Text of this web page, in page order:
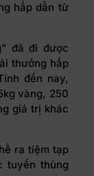
hấp dẫn từ
đã đi được
thưởng hấp
đến nay,
vàng, 250
giá trị khác
ra tiệm tạp
tuyến thùng